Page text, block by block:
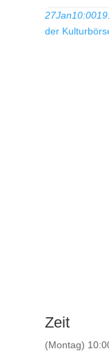
27Jan10:00
der
Zeit
(Montag)